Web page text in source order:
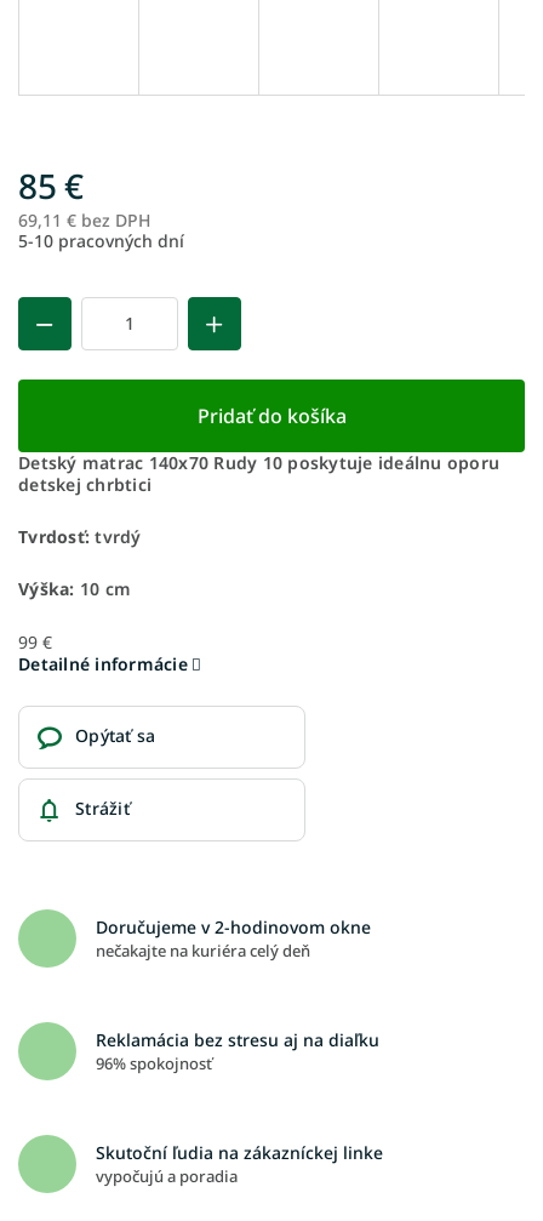
85 €
69,11 € bez DPH
5-10 pracovných dní
Pridať do košíka
Detský matrac 140x70 Rudy 10 poskytuje ideálnu oporu
detskej chrbtici
Tvrdosť: tvrdý
Výška: 10 cm
99 €
Detailné informácie
Opýtať sa
Strážiť
Doručujeme v 2-hodinovom okne
nečakajte na kuriéra celý deň
Reklamácia bez stresu aj na diaľku
96% spokojnosť
Skutoční ľudia na zákazníckej linke
vypočujú a poradia